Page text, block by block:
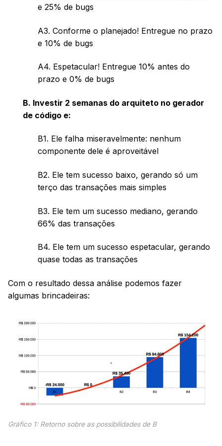
e 25% de bugs
A3. Conforme o planejado! Entregue no prazo
e 10% de bugs
A4. Espetacular! Entregue 10% antes do
prazo e 0% de bugs
B. Investir 2 semanas do arquiteto no gerador
de código e:
B1. Ele falha miseravelmente: nenhum
componente dele é aproveitável
B2. Ele tem sucesso baixo, gerando só um
terço das transações mais simples
B3. Ele tem um sucesso mediano, gerando
66% das transações
B4. Ele tem um sucesso espetacular, gerando
quase todas as transações
Com o resultado dessa análise podemos fazer
algumas brincadeiras:
Gráfico 1: Retorno sobre as possibilidades de B